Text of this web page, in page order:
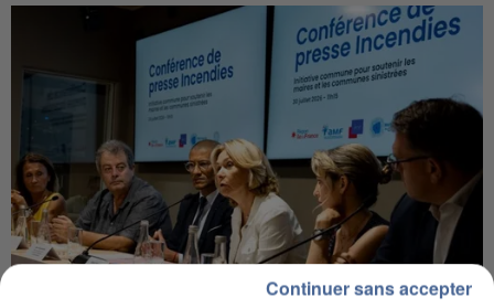
Continuer sans accepter